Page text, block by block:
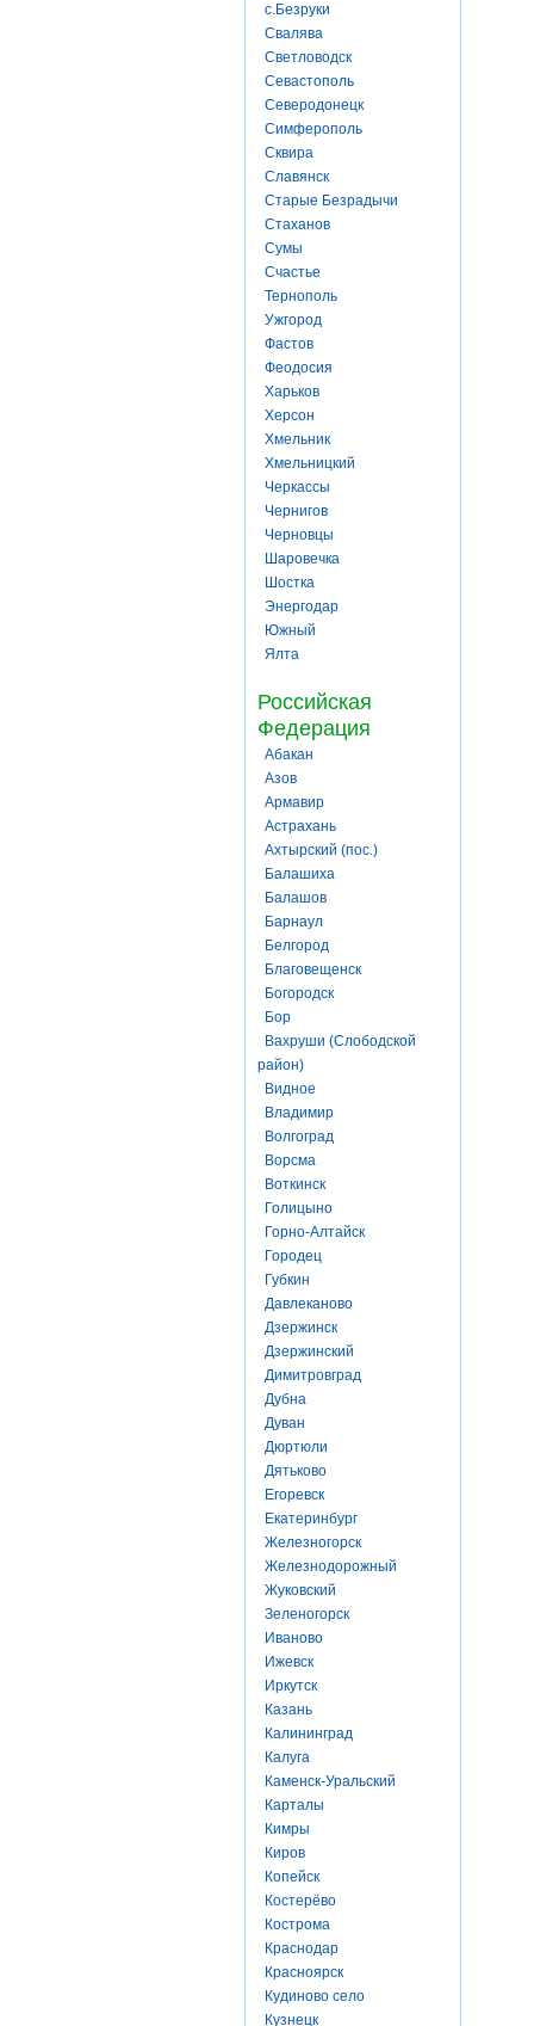
с.Безруки
Свалява
Светловодск
Севастополь
Северодонецк
Симферополь
Сквира
Славянск
Старые Безрадычи
Стаханов
Сумы
Счастье
Тернополь
Ужгород
Фастов
Феодосия
Харьков
Херсон
Хмельник
Хмельницкий
Черкассы
Чернигов
Черновцы
Шаровечка
Шостка
Энергодар
Южный
Ялта
Российская
Федерация
Абакан
Азов
Армавир
Астрахань
Ахтырский (пос.)
Балашиха
Балашов
Барнаул
Белгород
Благовещенск
Богородск
Бор
Вахруши (Слободской
район)
Видное
Владимир
Волгоград
Ворсма
Воткинск
Голицыно
Горно-Алтайск
Городец
Губкин
Давлеканово
Дзержинск
Дзержинский
Димитровград
Дубна
Дуван
Дюртюли
Дятьково
Егоревск
Екатеринбург
Железногорск
Железнодорожный
Жуковский
Зеленогорск
Иваново
Ижевск
Иркутск
Казань
Калининград
Калуга
Каменск-Уральский
Карталы
Кимры
Киров
Копейск
Костерёво
Кострома
Краснодар
Красноярск
Кудиново село
Кузнецк